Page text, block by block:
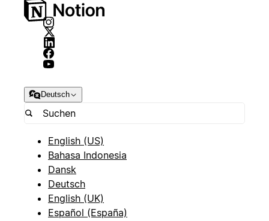
Deutsch
English (US)
Bahasa Indonesia
Dansk
Deutsch
English (UK)
Español (España)